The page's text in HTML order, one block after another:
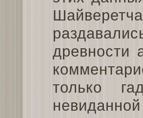
Шайверетча
древности
только